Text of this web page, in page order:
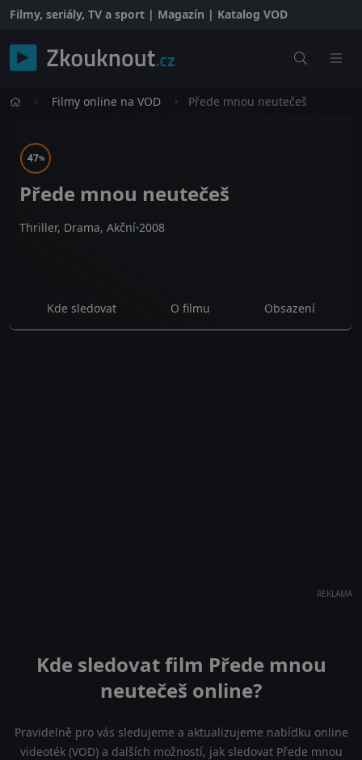
Filmy, seriály, TV a sport | Magazín | Katalog VOD
Filmy online na VOD Přede mnou neutečeš
47%
Přede mnou neutečeš
Thriller, Drama, Akční 2008
Kde sledovat O filmu Obsazení
REKLAMA
Kde sledovat film Přede mnou
neutečeš online?
Pravidelně pro vás sledujeme a aktualizujeme nabídku online
videoték (VOD) a dalších možností, jak sledovat Přede mnou